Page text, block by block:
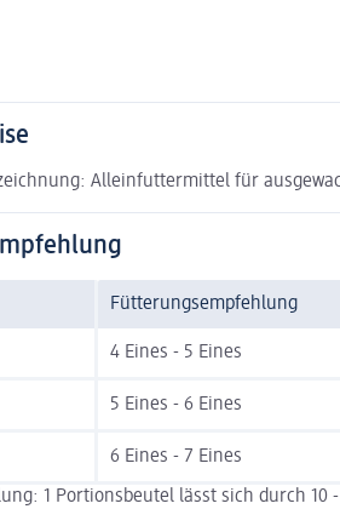
Alleinfuttermittel für
Fütterungsempfehlung
4 Eines - 5 Eines
5 Eines - 6 Eines
6 Eines - 7 Eines
1 Portionsbeutel lässt sich durch 10